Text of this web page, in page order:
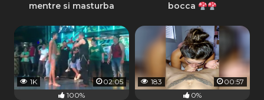
mentre si masturba
bocca
1K
02:05
100%
183
00:57
0%